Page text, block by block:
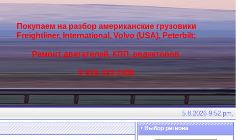
Покупаем на разбор американские грузовики
Freightliner, International, Volvo (USA), Peterbilt;
Ремонт двигателей, КПП, редукторов.
8-910-433-2456
5.8.2026 9:52 pm.
Выбор региона